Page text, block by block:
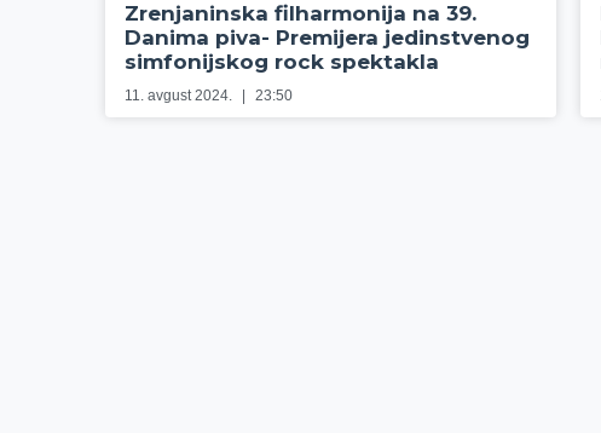
Zrenjaninska filharmonija na 39.
Danima piva- Premijera jedinstvenog
simfonijskog rock spektakla
11. avgust 2024. 23:50